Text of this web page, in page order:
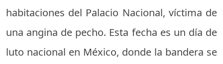
habitaciones del Palacio Nacional, víctima de
una angina de pecho. Esta fecha es un día de
luto nacional en México, donde la bandera se